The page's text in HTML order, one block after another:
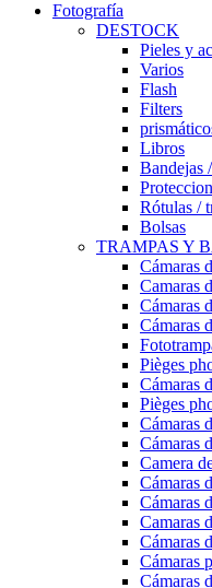
Fotografía
DESTOCK
Pieles y
Varios
Flash
Filters
Libros
Bandejas
Rótulas /
Bolsas
TRAMPAS Y
Cámaras
Camaras
Cámaras
Cámaras
Pièges
Cámaras
Pièges
Cámaras
Cámaras
Camera
Cámaras
Cámaras
Camaras
Cámaras
Cámaras
Cámaras